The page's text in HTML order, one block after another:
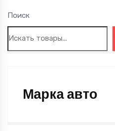
Поиск
Марка авто